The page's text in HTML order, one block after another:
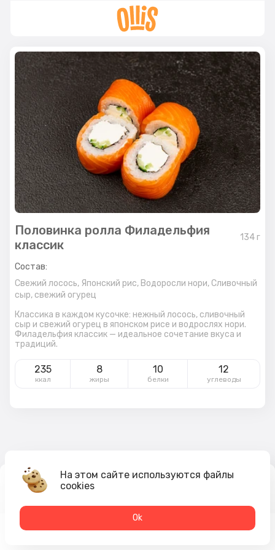
Половинка ролла Филадельфия
классик
134 г
Состав:
Свежий лосось, Японский рис, Водоросли нори, Сливочный
сыр, свежий огурец
Классика в каждом кусочке: нежный лосось, сливочный
сыр и свежий огурец в японском рисе и водрослях нори.
Филадельфия классик — идеальное сочетание вкуса и
традиций.
235
ккал
8
жиры
10
белки
12
углеводы
479₽
На этом сайте используются файлы
cookies
Оk